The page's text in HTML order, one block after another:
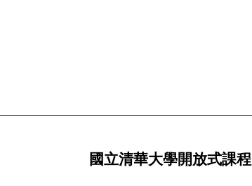
國立清華大學開放式課程